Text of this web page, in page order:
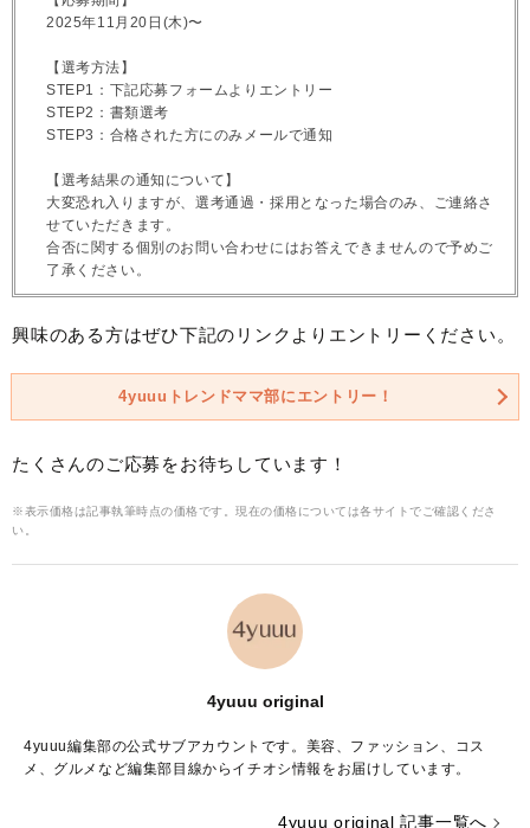
2025年11月20日(木)〜
【選考方法】
STEP1：下記応募フォームよりエントリー
STEP2：書類選考
STEP3：合格された方にのみメールで通知
【選考結果の通知について】
大変恐れ入りますが、選考通過・採用となった場合のみ、ご連絡さ
せていただきます。
合否に関する個別のお問い合わせにはお答えできませんので予めご
了承ください。
興味のある方はぜひ下記のリンクよりエントリーください。
4yuuuトレンドママ部にエントリー！
たくさんのご応募をお待ちしています！
※表示価格は記事執筆時点の価格です。現在の価格については各サイトでご確認くださ
い。
4yuuu original
4yuuu編集部の公式サブアカウントです。美容、ファッション、コス
メ、グルメなど編集部目線からイチオシ情報をお届けしています。
4yuuu original 記事一覧へ